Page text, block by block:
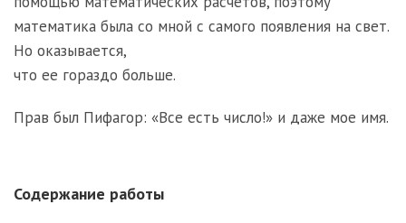
математика была со мной с самого появления на свет.
Но оказывается,
что ее гораздо больше.
Прав был Пифагор: «Все есть число!» и даже мое имя.
Содержание работы